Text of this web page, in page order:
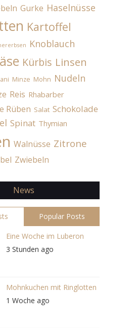
Gurke Haselnüsse
Kartoffel
Knoblauch
Kürbis Linsen
Minze Mohn Nudeln
Reis Rhabarber
Rüben Salat Schokolade
Spinat Thymian
Walnüsse Zitrone
Zwiebeln
News
Popular Posts
Eine Woche im Luberon
3 Stunden ago
Mohnkuchen mit Ringlotten
1 Woche ago